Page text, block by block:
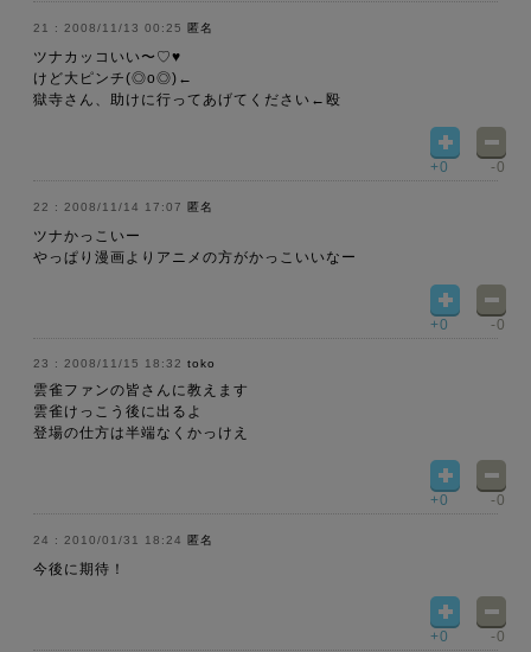
2008/11/13 00:25 匿名
ツナカッコいい〜♡♥
けど大ピンチ(◎o◎)←
獄寺さん、助けに行ってあげてください←殴
+0 -0
2008/11/14 17:07 匿名
ツナかっこいー
やっぱり漫画よりアニメの方がかっこいいなー
+0 -0
2008/11/15 18:32 toko
雲雀ファンの皆さんに教えます
雲雀けっこう後に出るよ
登場の仕方は半端なくかっけえ
+0 -0
2010/01/31 18:24 匿名
今後に期待！
+0 -0